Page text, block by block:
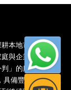
本地市場多年，
與企業信賴的蟲
」的服務承諾
備豐富的現場處